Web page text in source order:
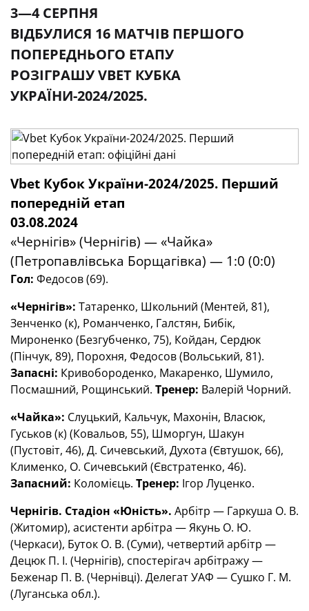
3—4 СЕРПНЯ
ВІДБУЛИСЯ 16 МАТЧІВ ПЕРШОГО
ПОПЕРЕДНЬОГО ЕТАПУ
РОЗІГРАШУ VBET КУБКА
УКРАЇНИ-2024/2025.
Vbet Кубок України-2024/2025. Перший
попередній етап
03.08.2024
«Чернігів» (Чернігів) — «Чайка»
(Петропавлівська Борщагівка) — 1:0 (0:0)
Гол: Федосов (69).
«Чернігів»: Татаренко, Школьний (Ментей, 81),
Зенченко (к), Романченко, Галстян, Бибік,
Мироненко (Безгубченко, 75), Койдан, Сердюк
(Пінчук, 89), Порохня, Федосов (Вольський, 81).
Запасні: Кривобороденко, Макаренко, Шумило,
Посмашний, Рощинський. Тренер: Валерій Чорний.
«Чайка»: Слуцький, Кальчук, Махонін, Власюк,
Гуськов (к) (Ковальов, 55), Шморгун, Шакун
(Пустовіт, 46), Д. Сичевський, Духота (Євтушок, 66),
Клименко, О. Сичевський (Євстратенко, 46).
Запасний: Коломієць. Тренер: Ігор Луценко.
Чернігів. Стадіон «Юність». Арбітр — Гаркуша О. В.
(Житомир), асистенти арбітра — Якунь О. Ю.
(Черкаси), Буток О. В. (Суми), четвертий арбітр —
Децюк П. І. (Чернігів), спостерігач арбітражу —
Беженар П. В. (Чернівці). Делегат УАФ — Сушко Г. М.
(Луганська обл.).